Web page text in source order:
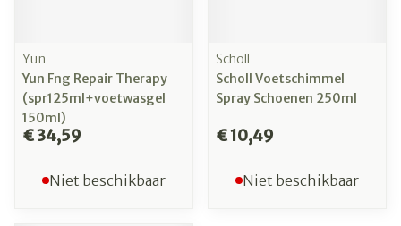
Yun
Yun Fng Repair Therapy
(spr125ml+voetwasgel
150ml)
€ 34,59
Niet beschikbaar
Scholl
Scholl Voetschimmel
Spray Schoenen 250ml
€ 10,49
Niet beschikbaar